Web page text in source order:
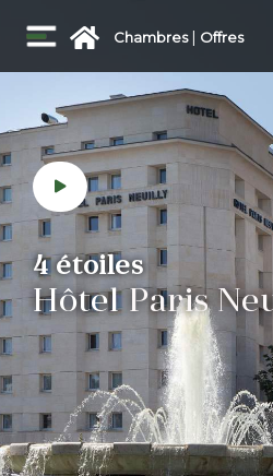
Chambres | Offres
4 étoiles
HôtelParis